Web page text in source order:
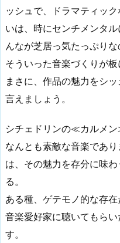
ッシュで、ドラマティッ
いは、時にセンチメンタ
んなが芝居っ気たっぷりな
そういった音楽づくりが板
まさに、作品の魅力をシ
言えましょう。
シチェドリンの≪カルメン
なんとも素敵な音楽であ
は、その魅力を存分に味
る。
ある種、ゲテモノ的な存
音楽愛好家に聴いてもら
す。